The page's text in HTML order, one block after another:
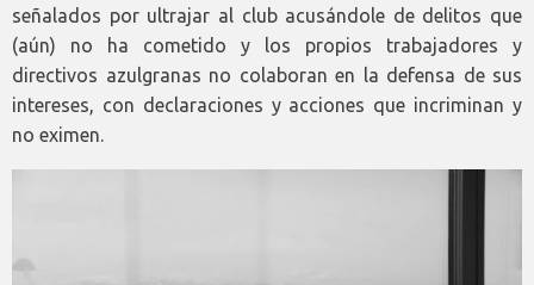
señalados por ultrajar al club acusándole de delitos que
(aún) no ha cometido y los propios trabajadores y
directivos azulgranas no colaboran en la defensa de sus
intereses, con declaraciones y acciones que incriminan y
no eximen.